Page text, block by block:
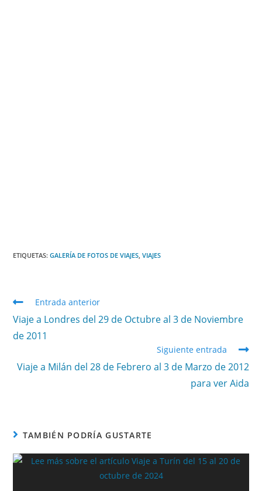
ETIQUETAS:GALERÍA DE FOTOS DE VIAJES VIAJES
Entrada anterior
Viaje a Londres del 29 de Octubre al 3 de Noviembre
de 2011
Siguiente entrada
Viaje a Milán del 28 de Febrero al 3 de Marzo de 2012
para ver Aida
TAMBIÉN PODRÍA GUSTARTE